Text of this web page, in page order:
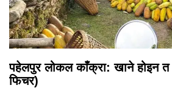
पहेलपुर लोकल काँक्रा: खाने होइन त
फिचर)